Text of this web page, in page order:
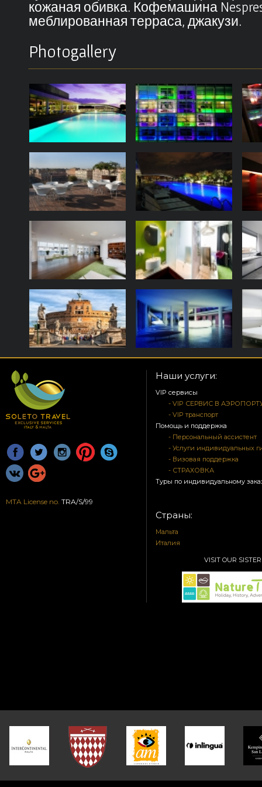
кожаная обивка. Кофемашина
меблированная терраса, джакузи.
Photogallery
MTA License no. TRA/S/99
Наши услуги:
VIP сервисы
- VIP СЕРВИС В
- VIP транспорт
Помощь и поддержка
- Персональный ассистент
- Услуги индивидуальных
- Визовая поддержка
- СТРАХОВКА
Туры по индивидуальному
Страны:
Мальта
Италия
VISIT OUR